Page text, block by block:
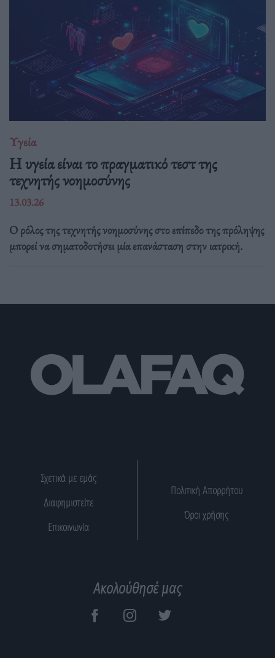
Υγεία
H υγεία είναι το πραγματικό τεστ της
τεχνητής νοημοσύνης
13.03.26
Ο ρόλος της τεχνητής νοημοσύνης στο επίπεδο της πρόληψης
μπορεί να σηματοδοτήσει μία επανάσταση στην ιατρική.
Σχετικά με εμάς
Διαφημιστείτε
Επικοινωνία
Πολιτική Απορρήτου
Όροι χρήσης
Ακολούθησέ μας